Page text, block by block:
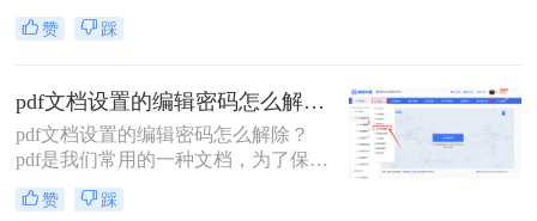
了保证文件的机密性；而我们每次打
开PDF文件都需要输入密码才能进行
时，就会很麻烦。这时我们就需要对
其进行解密，以方便后续的操作，那
有什么办法能进行PDF解密呢？
赞 踩
pdf文档设置的编辑密码怎么解除？分享几个解密方法！
pdf文档设置的编辑密码怎么解除？
pdf是我们常用的一种文档，为了保护
pdf文档的信息安全，很多人会将pdf
文档进行加密。但是如果你需要对pdf
赞 踩